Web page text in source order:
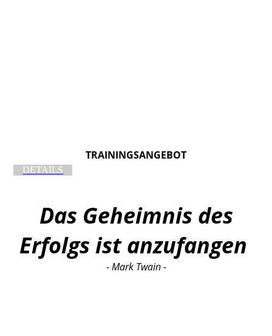
TRAININGSANGEBOT
DETAILS
Das Geheimnis des
Erfolgs ist anzufangen
- Mark Twain -